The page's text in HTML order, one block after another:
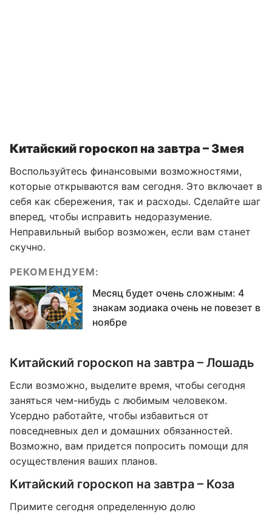
Китайский гороскоп на завтра – Змея
Воспользуйтесь финансовыми возможностями,
которые открываются вам сегодня. Это включает в
себя как сбережения, так и расходы. Сделайте шаг
вперед, чтобы исправить недоразумение.
Неправильный выбор возможен, если вам станет
скучно.
РЕКОМЕНДУЕМ:
Месяц будет очень сложным: 4
знакам зодиака очень не повезет в
ноябре
Китайский гороскоп на завтра – Лошадь
Если возможно, выделите время, чтобы сегодня
заняться чем-нибудь с любимым человеком.
Усердно работайте, чтобы избавиться от
повседневных дел и домашних обязанностей.
Возможно, вам придется попросить помощи для
осуществления ваших планов.
Китайский гороскоп на завтра – Коза
Примите сегодня определенную долю